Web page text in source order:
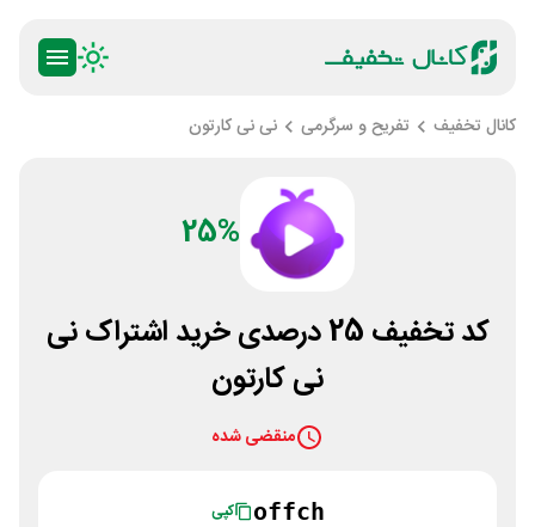
کانال تخفیف تفریح و سرگرمی نی نی کارتون
25%
کد تخفیف 25 درصدی خرید اشتراک نی
نی کارتون
منقضی شده
offch کپی